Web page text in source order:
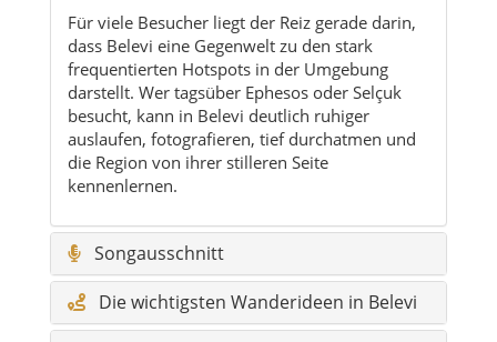
Für viele Besucher liegt der Reiz gerade darin,
dass Belevi eine Gegenwelt zu den stark
frequentierten Hotspots in der Umgebung
darstellt. Wer tagsüber Ephesos oder Selçuk
besucht, kann in Belevi deutlich ruhiger
auslaufen, fotografieren, tief durchatmen und
die Region von ihrer stilleren Seite
kennenlernen.
Songausschnitt
Die wichtigsten Wanderideen in Belevi